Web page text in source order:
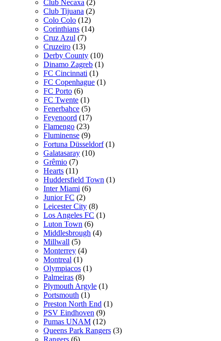
Club Necaxa (2)
Club Tijuana (2)
Colo Colo (12)
Corinthians (14)
Cruz Azul (7)
Cruzeiro (13)
Derby County (10)
Dinamo Zagreb (1)
FC Cincinnati (1)
FC Copenhague (1)
FC Porto (6)
FC Twente (1)
Fenerbahce (5)
Feyenoord (17)
Flamengo (23)
Fluminense (9)
Fortuna Düsseldorf (1)
Galatasaray (10)
Grêmio (7)
Hearts (11)
Huddersfield Town (1)
Inter Miami (6)
Junior FC (2)
Leicester City (8)
Los Angeles FC (1)
Luton Town (6)
Middlesbrough (4)
Millwall (5)
Monterrey (4)
Montreal (1)
Olympiacos (1)
Palmeiras (8)
Plymouth Argyle (1)
Portsmouth (1)
Preston North End (1)
PSV Eindhoven (9)
Pumas UNAM (12)
Queens Park Rangers (3)
Rangers (6)